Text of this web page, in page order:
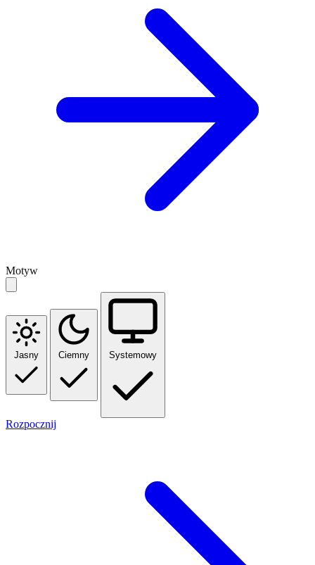
Motyw
Jasny Ciemny Systemowy
Rozpocznij